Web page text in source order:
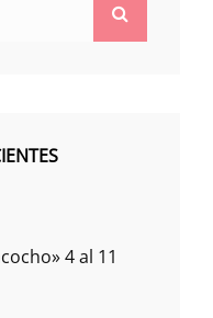
4 al 11